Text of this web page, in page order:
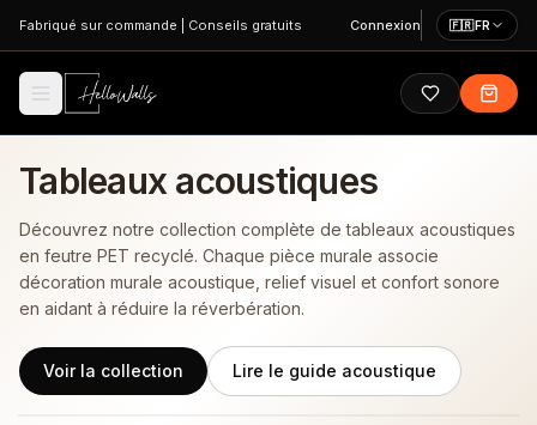
Aller au contenu principal
Fabriqué sur commande Conseils gratuits Connexion 🇫🇷FR
Tableaux acoustiques
Découvrez notre collection complète de tableaux acoustiques
en feutre PET recyclé. Chaque pièce murale associe
décoration murale acoustique, relief visuel et confort sonore
en aidant à réduire la réverbération.
Voir la collection Lire le guide acoustique